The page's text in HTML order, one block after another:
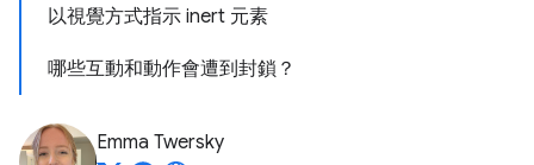
以視覺方式指示 inert 元素
哪些互動和動作會遭到封鎖？
Emma Twersky